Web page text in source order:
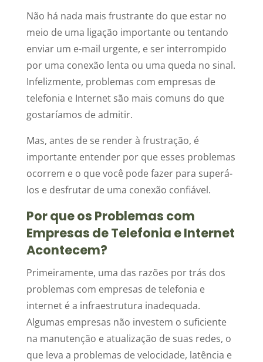
Não há nada mais frustrante do que estar no
meio de uma ligação importante ou tentando
enviar um e-mail urgente, e ser interrompido
por uma conexão lenta ou uma queda no sinal.
Infelizmente, problemas com empresas de
telefonia e Internet são mais comuns do que
gostaríamos de admitir.
Mas, antes de se render à frustração, é
importante entender por que esses problemas
ocorrem e o que você pode fazer para superá-
los e desfrutar de uma conexão confiável.
Por que os Problemas com
Empresas de Telefonia e Internet
Acontecem?
Primeiramente, uma das razões por trás dos
problemas com empresas de telefonia e
internet é a infraestrutura inadequada.
Algumas empresas não investem o suficiente
na manutenção e atualização de suas redes, o
que leva a problemas de velocidade, latência e